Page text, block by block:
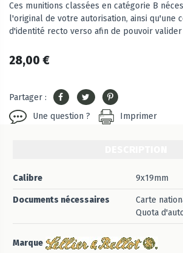
Ces munitions classées en catégorie B
l'original de votre autorisation, ainsi qu'une
d'identité recto verso afin de pouvoir
28,00 €
Partager :
Une question ?
Imprimer
Calibre 9x19mm
Documents nécessaires
Carte
Quota
Marque